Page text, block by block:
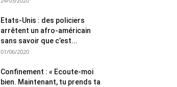
Etats-Unis : des policiers
arrêtent un afro-américain
sans savoir que c’est...
01/06/2020
Confinement : « Ecoute-moi
bien. Maintenant, tu prends ta